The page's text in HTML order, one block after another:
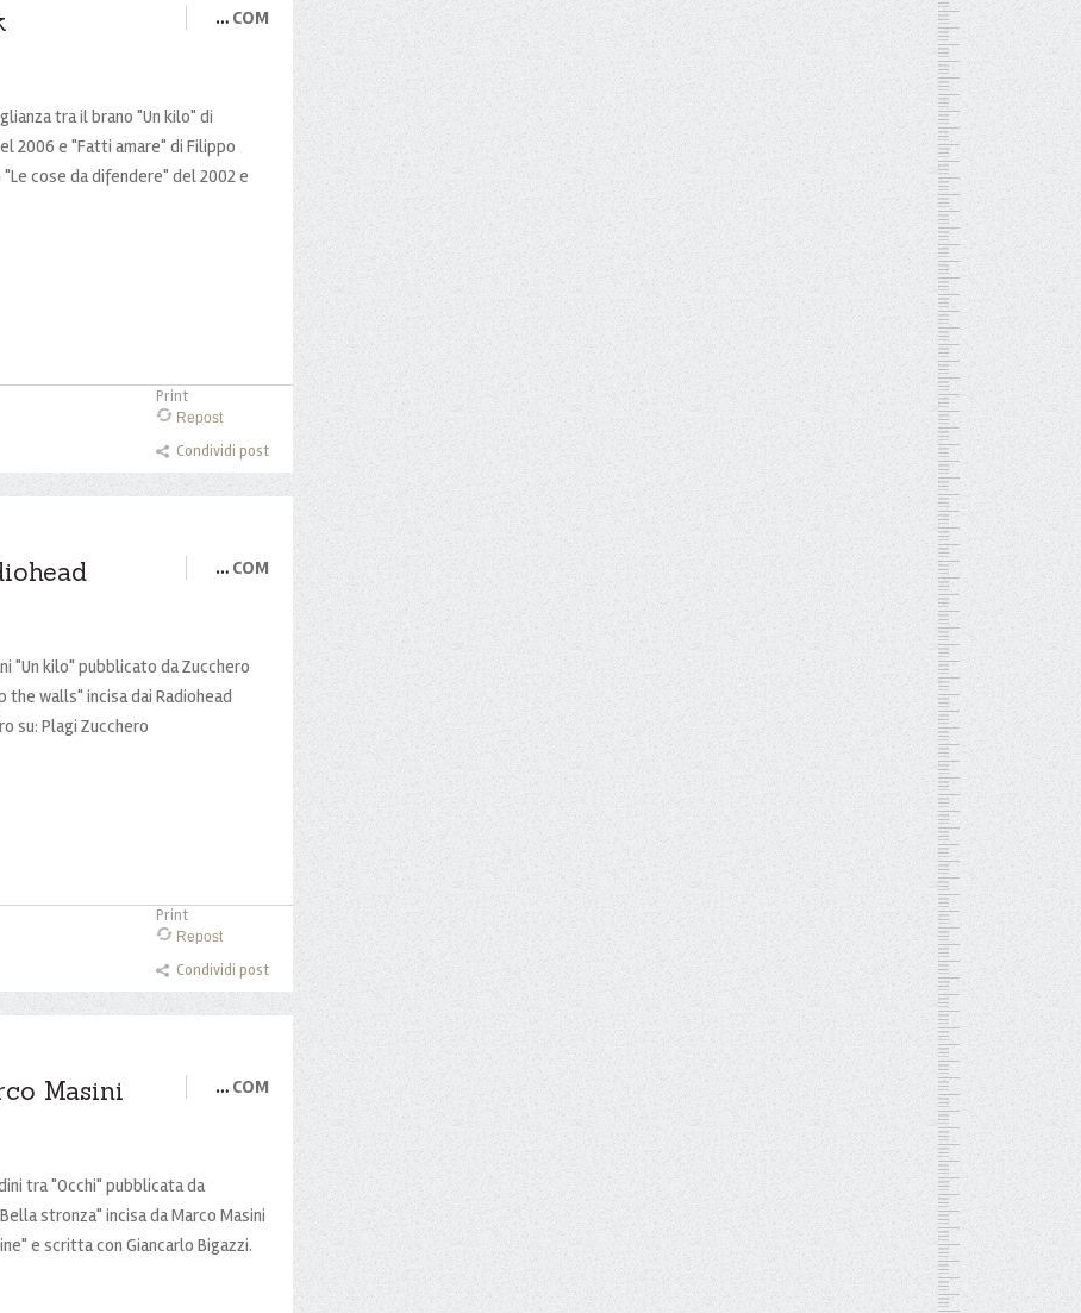
… COM
tra il brano "Un kilo" di
2006 e "Fatti amare" di Filippo
cose da difendere" del 2002 e
Print
Repost
Condividi post
… COM
"Un kilo" pubblicato da Zucchero
the walls" incisa dai Radiohead
su: Plagi Zucchero
Print
Repost
Condividi post
Masini … COM
tra "Occhi" pubblicata da
stronza" incisa da Marco Masini
e scritta con Giancarlo Bigazzi.